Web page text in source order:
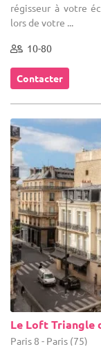
régisseur à votre
lors de votre ...
10-80
Contacter
Le Loft Triangle
Paris 8 - Paris (75)